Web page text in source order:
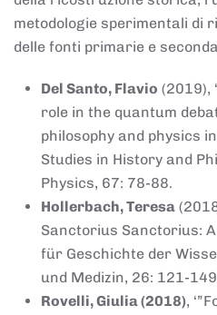
metodologie sperimentali di
delle fonti primarie e
Del Santo, Flavio (2019),
role in the quantum
philosophy and physics
Studies in History and
Physics, 67: 78-88.
Hollerbach, Teresa
Sanctorius Sanctorius:
für Geschichte der
und Medizin, 26: 121-
Rovelli, Giulia (2018),